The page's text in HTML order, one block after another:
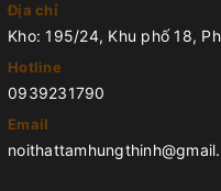
Địa chỉ
Kho: 195/24, Khu phố 18,
Hotline
0939231790
Email